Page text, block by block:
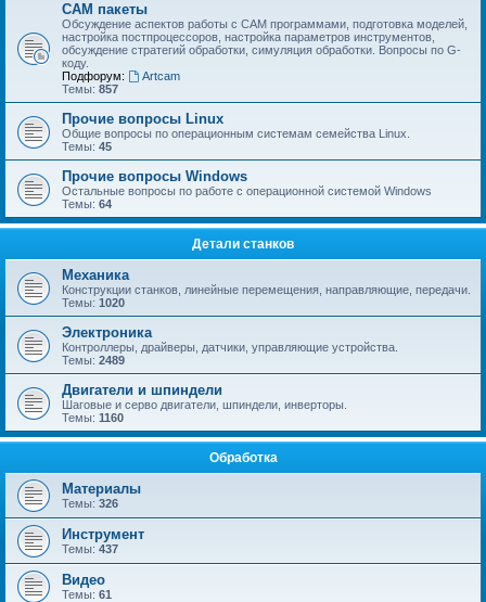
CAM пакеты
Обсуждение аспектов работы с CAМ программами, подготовка моделей,
настройка постпроцессоров, настройка параметров инструментов,
обсуждение стратегий обработки, симуляция обработки. Вопросы по G-
коду.
Подфорум:
Artcam
Темы: 857
Прочие вопросы Linux
Общие вопросы по операционным системам семейства Linux.
Темы: 45
Прочие вопросы Windows
Остальные вопросы по работе с операционной системой Windows
Темы: 64
Детали станков
Механика
Конструкции станков, линейные перемещения, направляющие, передачи.
Темы: 1020
Электроника
Контроллеры, драйверы, датчики, управляющие устройства.
Темы: 2489
Двигатели и шпиндели
Шаговые и серво двигатели, шпиндели, инверторы.
Темы: 1160
Обработка
Материалы
Темы: 326
Инструмент
Темы: 437
Видео
Темы: 61